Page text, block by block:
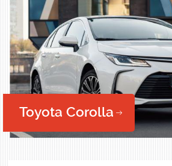
Toyota Corolla